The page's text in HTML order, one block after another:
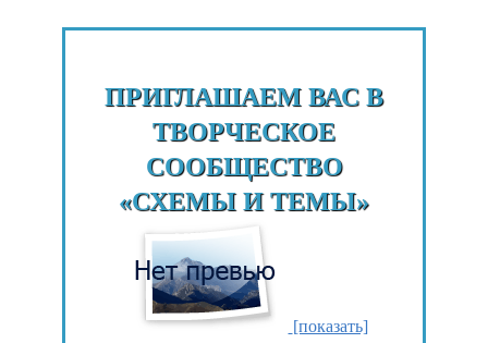
ПРИГЛАШАЕМ ВАС В
ТВОРЧЕСКОЕ
СООБЩЕСТВО
«СХЕМЫ И ТЕМЫ»
[показать]